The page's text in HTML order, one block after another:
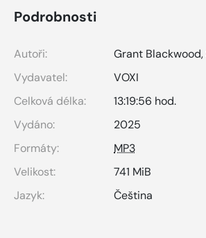
Podrobnosti
Autoři: Grant Blackwood,
Vydavatel:
VOXI
Celková délka:
13:19:56 hod.
Vydáno:
2025
Formáty:
MP3
Velikost:
741 MiB
Jazyk:
Čeština